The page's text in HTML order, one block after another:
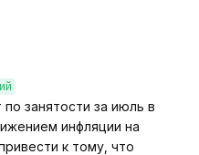
занятости за июль в
инфляции на
к тому, что